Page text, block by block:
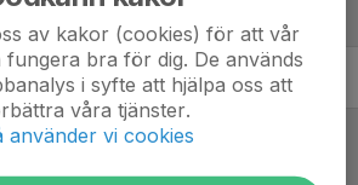
Ledare
av kakor (cookies) för att vår
fungera bra för dig. De används
i syfte att hjälpa oss att
våra tjänster.
använder vi cookies